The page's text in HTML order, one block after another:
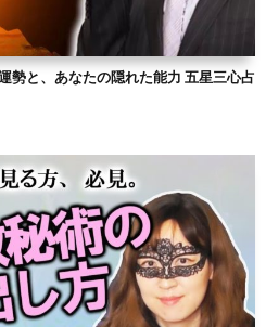
勢と、あなたの隠れた能力 五星三心占